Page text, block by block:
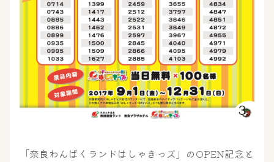
「奈良わんぱくランドはしゃきっズ」のOPEN記念と